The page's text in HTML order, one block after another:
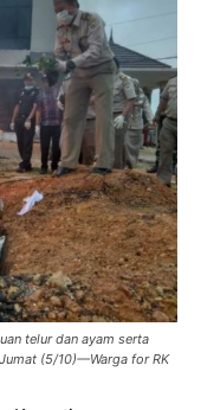
telur dan ayam serta
(5/10)—Warga for RK